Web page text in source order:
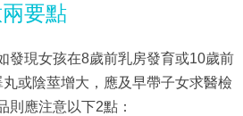
要點
發現女孩在8歲前乳房發育或10歲前
或陰莖增大，應及早帶子女求醫檢
則應注意以下2點：